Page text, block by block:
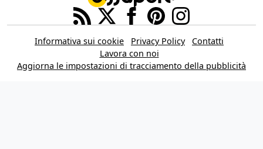
Informativa sui cookie Privacy Policy
Contatti
Lavora con noi
Aggiorna le impostazioni di tracciamento della pubblicità